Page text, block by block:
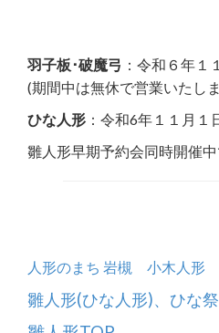
羽子板･破魔弓 ：令和６年１
(期間中は無休で営業いたし
ひな人形 ：令和6年１１月
雛人形早期予約会同時開催
人形のまち 岩槻 小木人形
雛人形(ひな人形)、ひな